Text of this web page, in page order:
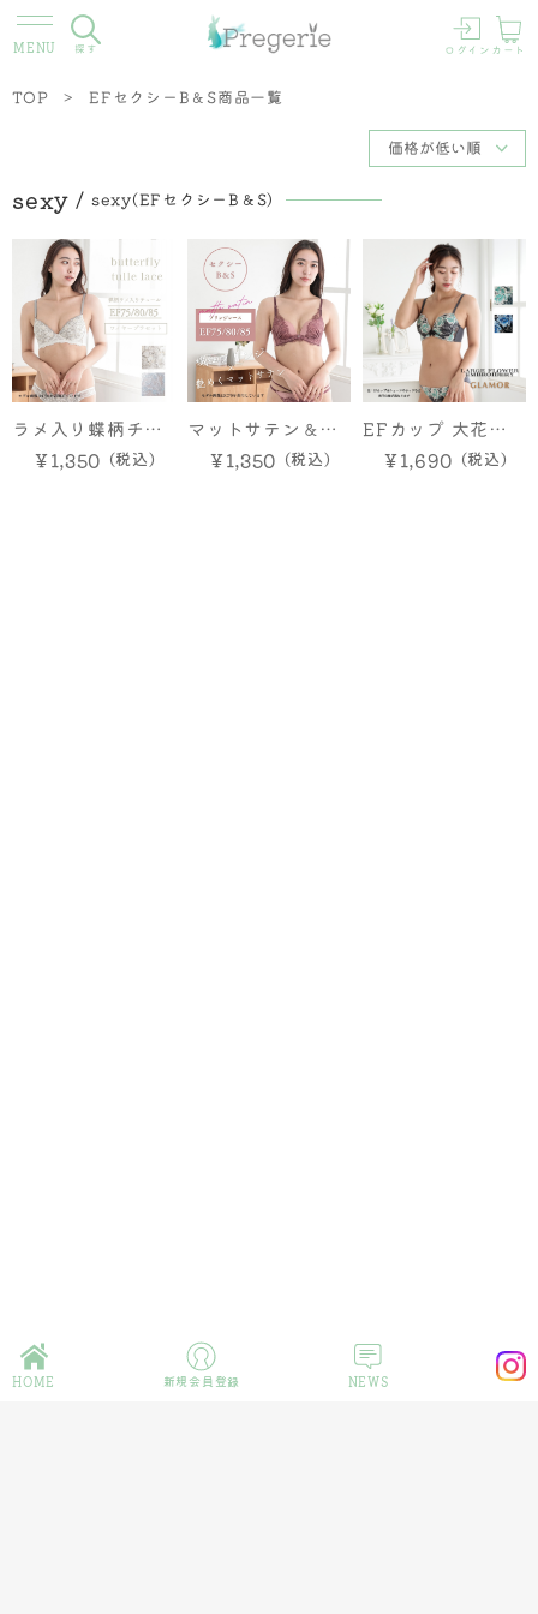
探す ログイン カート
TOP EFセクシーB＆S商品一覧
sexy sexy(EFセクシーB＆S)
ラメ入り蝶柄チュ
ールレース EFカ
￥1,350
マットサテン＆ス
トレッチレース
￥1,350
EFカップ 大花刺
繍ペア
￥1,690
HOME 新規会員登録 NEWS